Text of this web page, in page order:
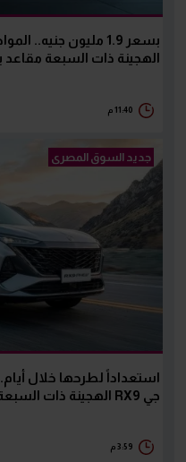
الهجينة ذات السبعة
11:40 م
جديد السوق المصرى
استعداداً لطرحها خلال
جي RX9 الهجينة ذات السبعة مقاعد
3:59 م